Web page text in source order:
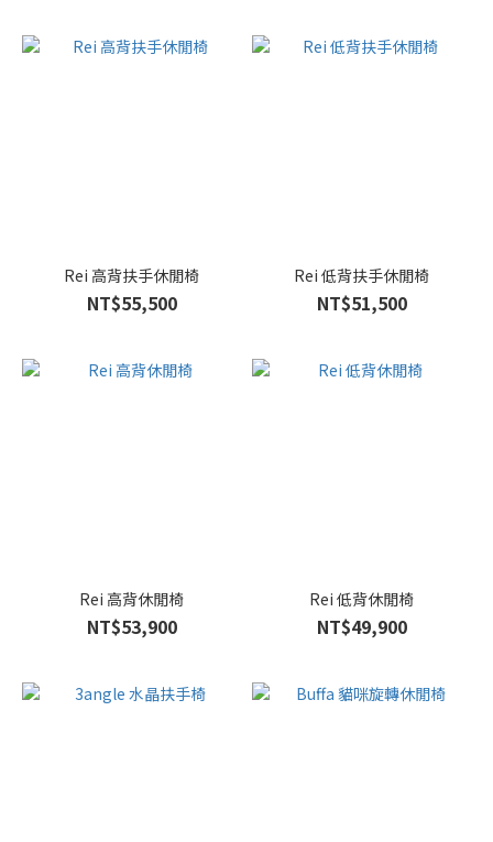
Rei 高背扶手休閒椅
NT$55,500
Rei 低背扶手休閒椅
NT$51,500
Rei 高背休閒椅
NT$53,900
Rei 低背休閒椅
NT$49,900